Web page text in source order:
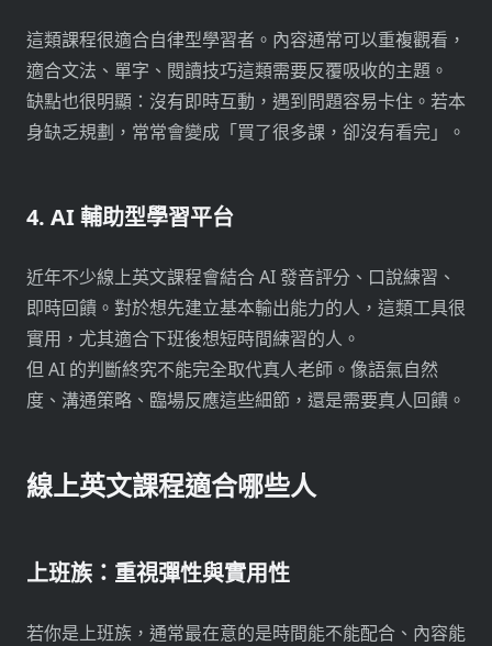
這類課程很適合自律型學習者。內容通常可以重複觀看，
適合文法、單字、閱讀技巧這類需要反覆吸收的主題。
缺點也很明顯：沒有即時互動，遇到問題容易卡住。若本
身缺乏規劃，常常會變成「買了很多課，卻沒有看完」。
4. AI 輔助型學習平台
近年不少線上英文課程會結合 AI 發音評分、口說練習、
即時回饋。對於想先建立基本輸出能力的人，這類工具很
實用，尤其適合下班後想短時間練習的人。
但 AI 的判斷終究不能完全取代真人老師。像語氣自然
度、溝通策略、臨場反應這些細節，還是需要真人回饋。
線上英文課程適合哪些人
上班族：重視彈性與實用性
若你是上班族，通常最在意的是時間能不能配合、內容能